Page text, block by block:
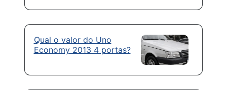
Qual o valor do Uno
Economy 2013 4 portas?